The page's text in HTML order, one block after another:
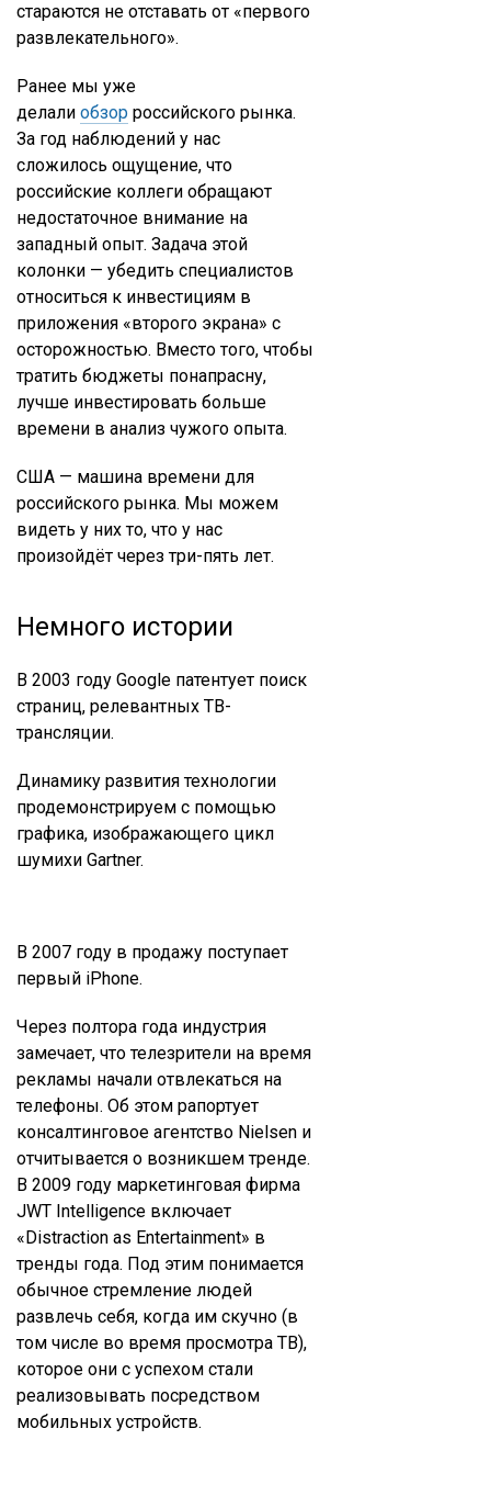
стараются не отставать от «первого
развлекательного».
Ранее мы уже
делали обзор российского рынка.
За год наблюдений у нас
сложилось ощущение, что
российские коллеги обращают
недостаточное внимание на
западный опыт. Задача этой
колонки — убедить специалистов
относиться к инвестициям в
приложения «второго экрана» с
осторожностью. Вместо того, чтобы
тратить бюджеты понапрасну,
лучше инвестировать больше
времени в анализ чужого опыта.
США — машина времени для
российского рынка. Мы можем
видеть у них то, что у нас
произойдёт через три-пять лет.
Немного истории
В 2003 году Google патентует поиск
страниц, релевантных ТВ-
трансляции.
Динамику развития технологии
продемонстрируем с помощью
графика, изображающего цикл
шумихи Gartner.
В 2007 году в продажу поступает
первый iPhone.
Через полтора года индустрия
замечает, что телезрители на время
рекламы начали отвлекаться на
телефоны. Об этом рапортует
консалтинговое агентство Nielsen и
отчитывается о возникшем тренде.
В 2009 году маркетинговая фирма
JWT Intelligence включает
«Distraction as Entertainment» в
тренды года. Под этим понимается
обычное стремление людей
развлечь себя, когда им скучно (в
том числе во время просмотра ТВ),
которое они с успехом стали
реализовывать посредством
мобильных устройств.